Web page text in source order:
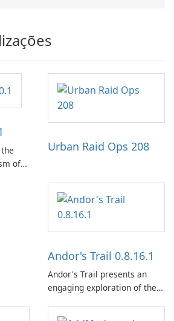
of
Urban Raid Ops 208
Andor's Trail 0.8.16.1
Andor's Trail presents an
engaging exploration of the
centered around the pursuit